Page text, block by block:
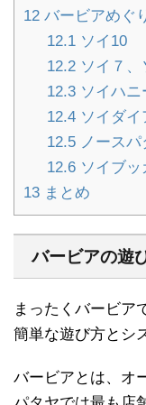
12 バービアめぐ
12.1ソイ10
12.2ソイ７、
12.3ソイハニ
12.4ソイダイ
12.5ノースパ
12.6ソイブッ
13 まとめ
バービアの遊
まったくバービア
簡単な遊び方とシ
バービアとは、オ